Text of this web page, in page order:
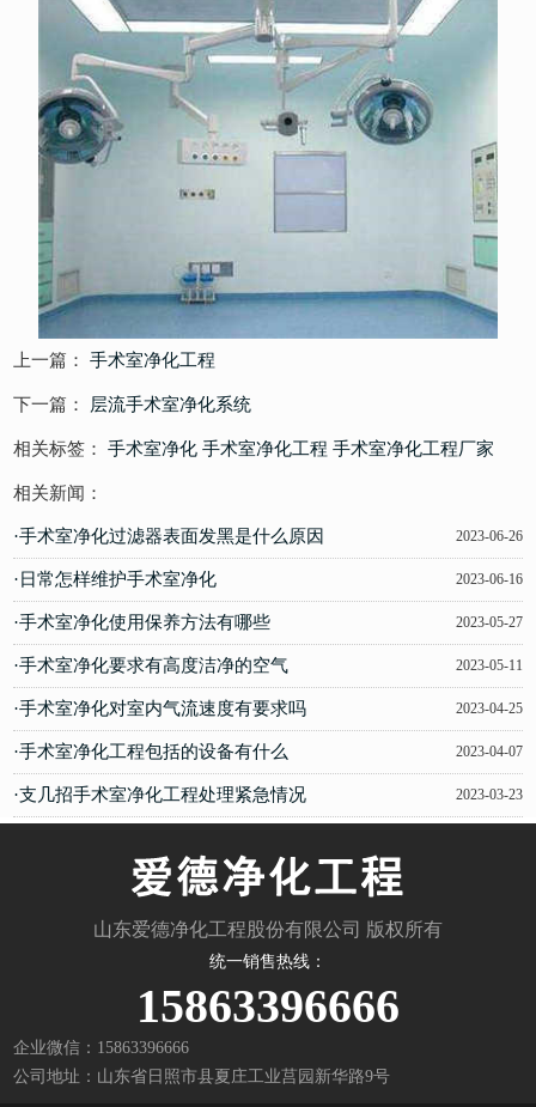
上一篇：手术室净化工程
下一篇： 层流手术室净化系统
相关标签：手术室净化 手术室净化工程 手术室净化工程厂家
相关新闻：
·手术室净化过滤器表面发黑是什么原因 2023-06-26
·日常怎样维护手术室净化 2023-06-16
·手术室净化使用保养方法有哪些 2023-05-27
·手术室净化要求有高度洁净的空气 2023-05-11
·手术室净化对室内气流速度有要求吗 2023-04-25
·手术室净化工程包括的设备有什么 2023-04-07
·支几招手术室净化工程处理紧急情况 2023-03-23
山东爱德净化工程股份有限公司 版权所有
统一销售热线：
15863396666
企业微信：15863396666
公司地址：山东省日照市县夏庄工业莒园新华路9号